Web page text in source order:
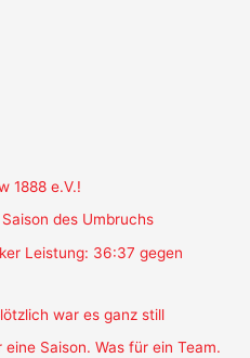
1888 e.V.!
des Umbruchs
Leistung: 36:37 gegen
war es ganz still
Saison. Was für ein Team.